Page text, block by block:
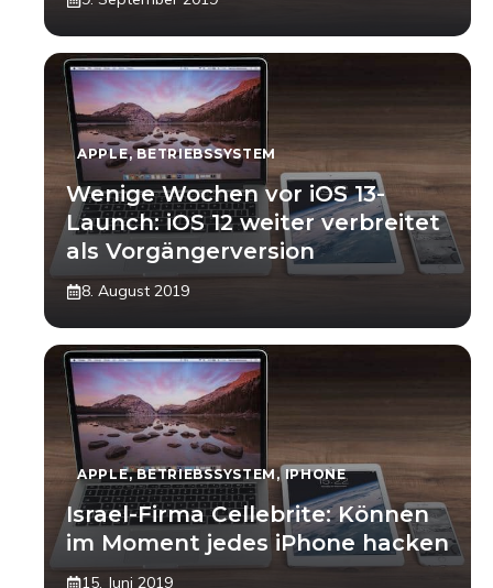
APPLE,BETRIEBSSYSTEM
Wenige Wochen vor iOS 13-
Launch: iOS 12 weiter verbreitet
als Vorgängerversion
8. August 2019
APPLE,BETRIEBSSYSTEM , IPHONE
Israel-Firma Cellebrite: Können
im Moment jedes iPhone hacken
15. Juni 2019